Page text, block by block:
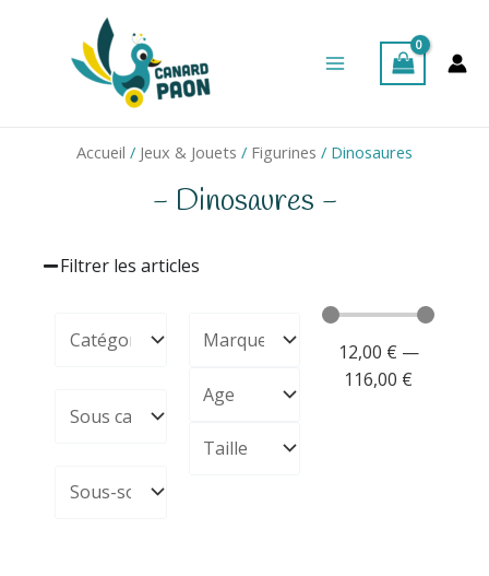
Menu
Accueil / Jeux & Jouets / Figurines / Dinosaures
- Dinosaures -
Filtrer les articles
12,00 € —
116,00 €